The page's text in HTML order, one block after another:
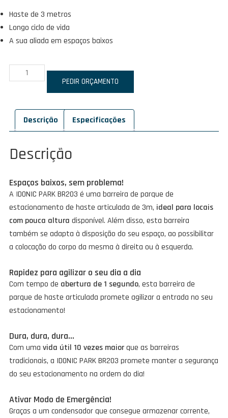
Haste de 3 metros
Longo ciclo de vida
A sua aliada em espaços baixos
Quantidade
de
PARK
BR203
PEDIR ORÇAMENTO
Descrição Especificações
Descrição
Espaços baixos, sem problema!
A IDONIC PARK BR203 é uma barreira de parque de
estacionamento de haste articulada de 3m, ideal para locais
com pouca altura disponível. Além disso, esta barreira
também se adapta à disposição do seu espaço, ao possibilitar
a colocação do corpo da mesma à direita ou à esquerda.
Rapidez para agilizar o seu dia a dia
Com tempo de abertura de 1 segundo, esta barreira de
parque de haste articulada promete agilizar a entrada no seu
estacionamento!
Dura, dura, dura…
Com uma vida útil 10 vezes maiorque as barreiras
tradicionais, a IDONIC PARK BR203 promete manter a segurança
do seu estacionamento na ordem do dia!
Ativar Modo de Emergência!
Graças a um condensador que consegue armazenar corrente,